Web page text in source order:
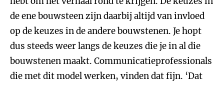
de ene bouwsteen zijn daarbij altijd van invloed
op de keuzes in de andere bouwstenen. Je hopt
dus steeds weer langs de keuzes die je in al die
bouwstenen maakt. Communicatieprofessionals
die met dit model werken, vinden dat fijn. ‘Dat